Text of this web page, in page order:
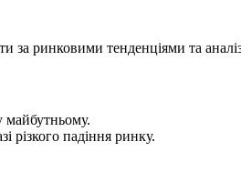
ринковими тенденціями та
майбутньому.
різкого падіння ринку.